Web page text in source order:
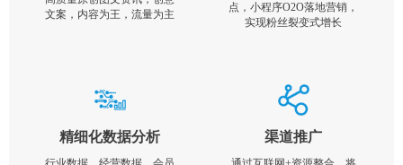
文案，内容为王，流量为主
点，小程序O2O落地营销，
实现粉丝裂变式增长
精细化数据分析 渠道推广